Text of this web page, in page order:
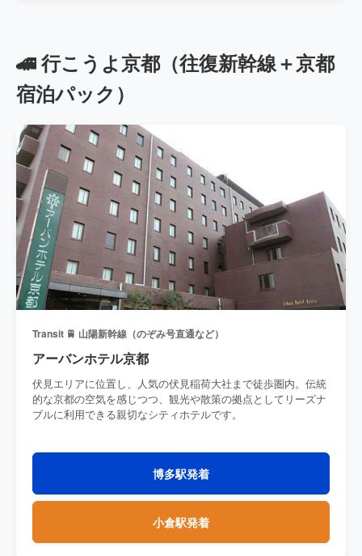
🚄 行こうよ京都（往復新幹線＋京都
宿泊パック）
Transit 🚆 山陽新幹線（のぞみ号直通など）
アーバンホテル京都
伏見エリアに位置し、人気の伏見稲荷大社まで徒歩圏内。伝統
的な京都の空気を感じつつ、観光や散策の拠点としてリーズナ
ブルに利用できる親切なシティホテルです。
博多駅発着
小倉駅発着